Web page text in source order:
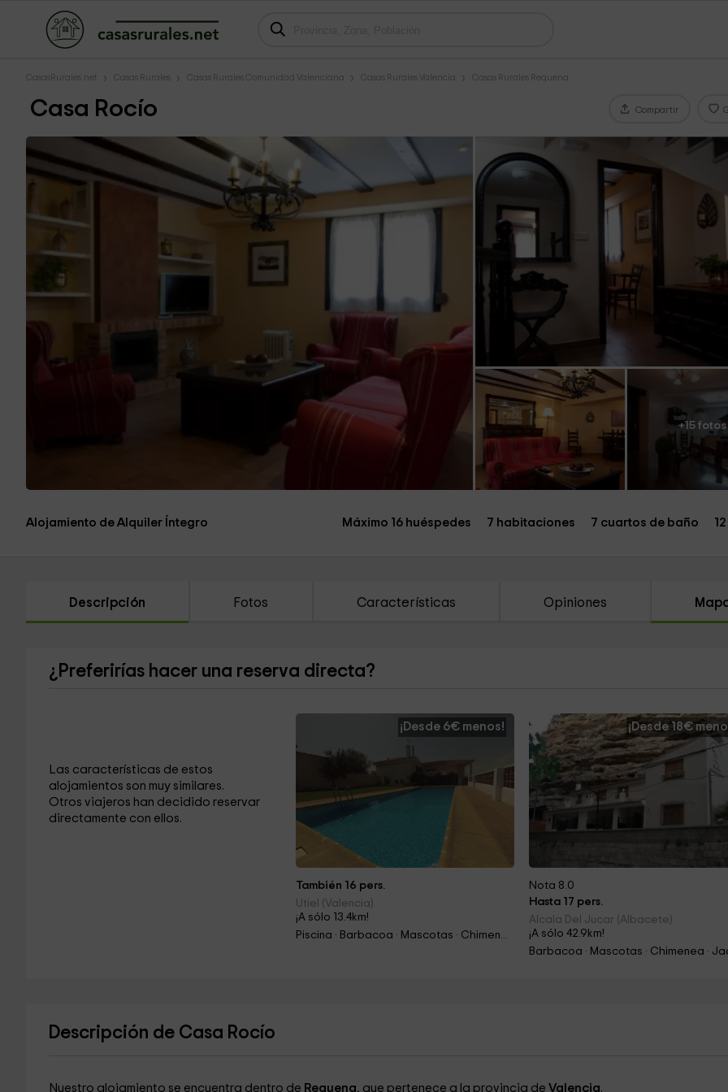
CasasRurales.net Casas Rurales Casas Rurales Comunidad Valenciana Casas Rurales Valencia Casas Rurales Requena
Casa Rocío Compartir
+15 fotos
Alojamiento de Alquiler Íntegro Máximo 16 huéspedes 7 habitaciones 7 cuartos de baño
Descripción Fotos Características Opiniones
¿Preferirías hacer una reserva directa?
Las características de estos
alojamientos son muy similares.
Otros viajeros han decidido reservar
directamente con ellos.
¡Desde 6€ menos!
También 16 pers.
Utiel (Valencia)
¡A sólo 13.4km!
Piscina · Barbacoa · Mascotas · Chimenea
¡Desde 18€
Nota 8.0
Hasta 17 pers.
Alcala Del Jucar (Albacete)
¡A sólo 42.9km!
Descripción de Casa Rocío
Nuestro alojamiento se encuentra dentro de Requena, que pertenece a la provincia de Valencia.